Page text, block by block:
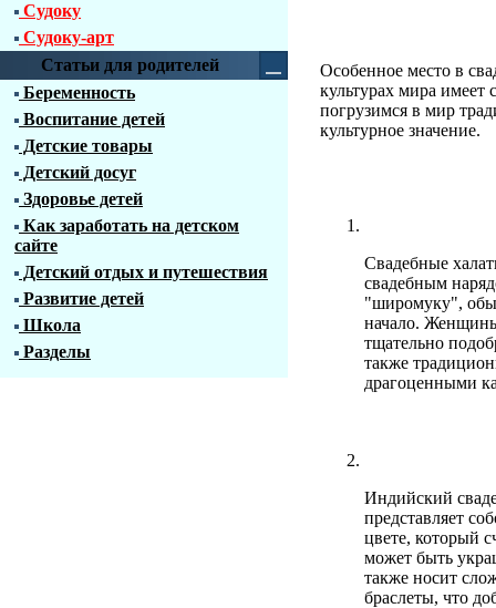
Судоку
Судоку-арт
Статьи для родителей
Беременность
Воспитание детей
Детские товары
Детский досуг
Здоровье детей
Как заработать на детском
сайте
Детский отдых и путешествия
Развитие детей
Школа
Разделы
Особенное место в
культурах мира имеет
погрузимся в мир
культурное значение.
Свадебные
свадебным
"широмуку",
начало.
тщательно
также
драгоценными
Индийский
представляет
цвете, который
может быть
также носит
браслеты, что